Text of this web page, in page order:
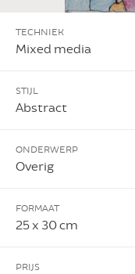
TECHNIEK
Mixed media
STIJL
Abstract
ONDERWERP
Overig
FORMAAT
25 x 30 cm
PRIJS